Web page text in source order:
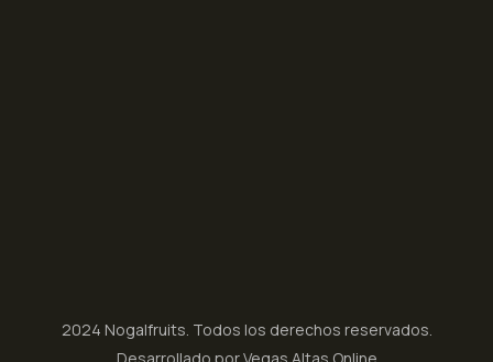
2024 Nogalfruits. Todos los derechos reservados.